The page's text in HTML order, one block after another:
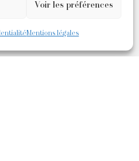
Voir les préférences
Mentions légales